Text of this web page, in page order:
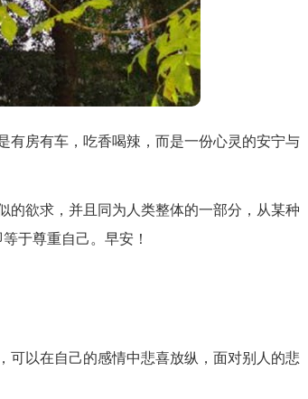
有房有车，吃香喝辣，而是一份心灵的安宁与
的欲求，并且同为人类整体的一部分，从某种
于尊重自己。早安！
可以在自己的感情中悲喜放纵，面对别人的悲